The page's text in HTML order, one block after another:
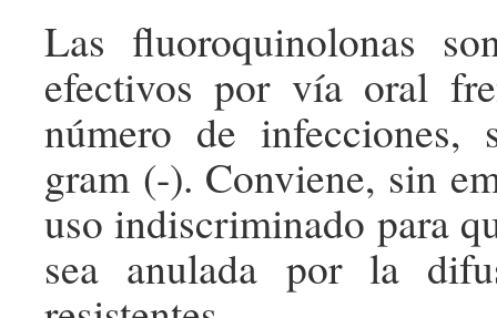
Las fluoroquinolonas
efectivos por vía oral
número de infecciones,
gram (-). Conviene, sin
uso indiscriminado para
sea anulada por la